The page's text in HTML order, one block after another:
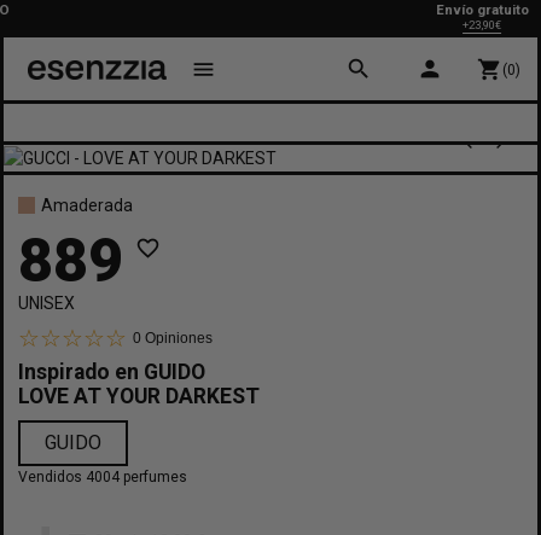
Envío gratuito
+23,90€
menu search person shopping_cart (0)
Amaderada
889 favorite_border
UNISEX
0 Opiniones
Inspirado en GUIDO
LOVE AT YOUR DARKEST
GUIDO
Vendidos 4004 perfumes